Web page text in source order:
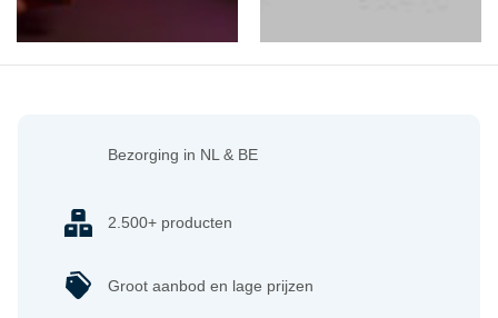
Bezorging in NL & BE
2.500+ producten
Groot aanbod en lage prijzen